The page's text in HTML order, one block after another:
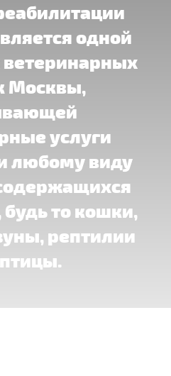
одной
ветеринарных
Москвы,
услуги
любому виду
будь то кошки,
рептилии